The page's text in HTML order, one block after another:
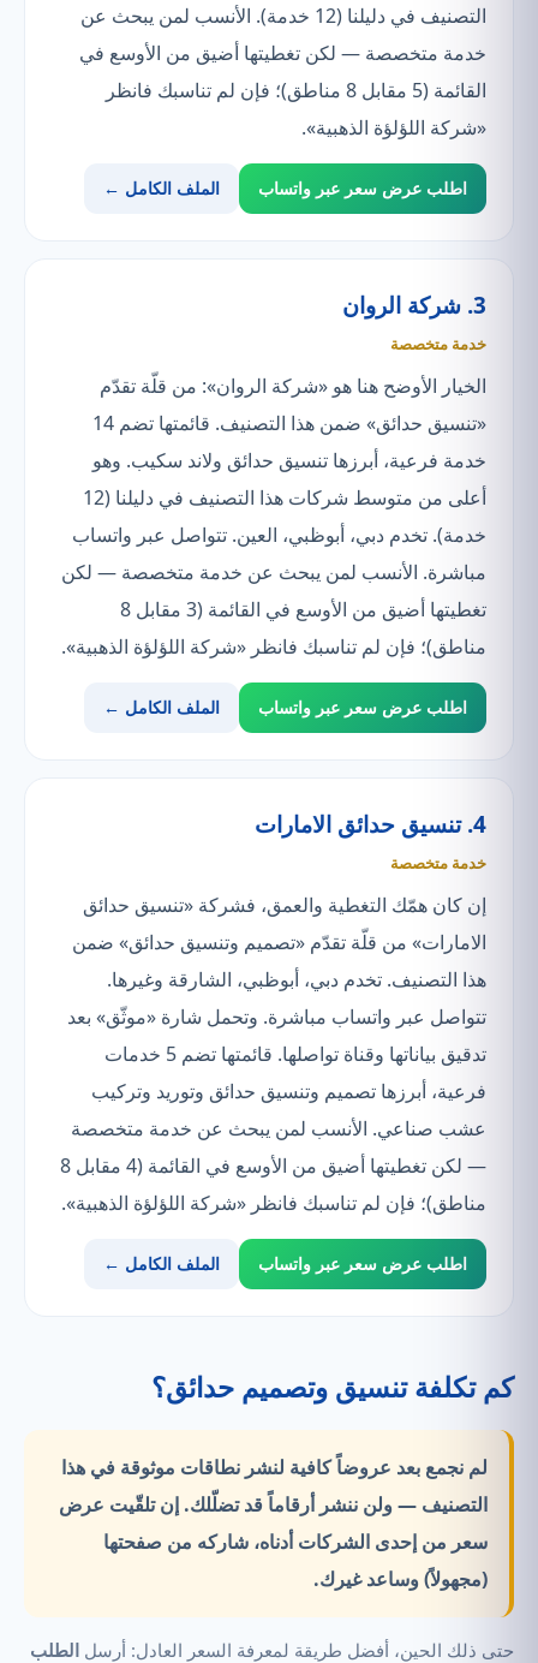
التصنيف في دليلنا (12 خدمة). الأنسب لمن يبحث عن
خدمة متخصصة — لكن تغطيتها أضيق من الأوسع في
القائمة (5 مقابل 8 مناطق)؛ فإن لم تناسبك فانظر
«شركة اللؤلؤة الذهبية».
اطلب عرض سعر عبر واتساب الملف الكامل ←
3. شركة الروان
خدمة متخصصة
الخيار الأوضح هنا هو «شركة الروان»: من قلّة تقدّم
«تنسيق حدائق» ضمن هذا التصنيف. قائمتها تضم 14
خدمة فرعية، أبرزها تنسيق حدائق ولاند سكيب. وهو
أعلى من متوسط شركات هذا التصنيف في دليلنا (12
خدمة). تخدم دبي، أبوظبي، العين. تتواصل عبر واتساب
مباشرة. الأنسب لمن يبحث عن خدمة متخصصة — لكن
تغطيتها أضيق من الأوسع في القائمة (3 مقابل 8
مناطق)؛ فإن لم تناسبك فانظر «شركة اللؤلؤة الذهبية».
اطلب عرض سعر عبر واتساب الملف الكامل ←
4. تنسيق حدائق الامارات
خدمة متخصصة
إن كان همّك التغطية والعمق، فشركة «تنسيق حدائق
الامارات» من قلّة تقدّم «تصميم وتنسيق حدائق» ضمن
هذا التصنيف. تخدم دبي، أبوظبي، الشارقة وغيرها.
تتواصل عبر واتساب مباشرة. وتحمل شارة «موثّق» بعد
تدقيق بياناتها وقناة تواصلها. قائمتها تضم 5 خدمات
فرعية، أبرزها تصميم وتنسيق حدائق وتوريد وتركيب
عشب صناعي. الأنسب لمن يبحث عن خدمة متخصصة
— لكن تغطيتها أضيق من الأوسع في القائمة (4 مقابل 8
مناطق)؛ فإن لم تناسبك فانظر «شركة اللؤلؤة الذهبية».
اطلب عرض سعر عبر واتساب الملف الكامل ←
كم تكلفة تنسيق وتصميم حدائق؟
لم نجمع بعد عروضاً كافية لنشر نطاقات موثوقة في هذا
التصنيف —ولن ننشر أرقاماً قد تضلّلك. إن تلقّيت عرض
سعر من إحدى الشركات أدناه، شاركه من صفحتها
(مجهولاً) وساعد غيرك.
حتى ذلك الحين، أفضل طريقة لمعرفة السعر العادل: أرسل الطلب